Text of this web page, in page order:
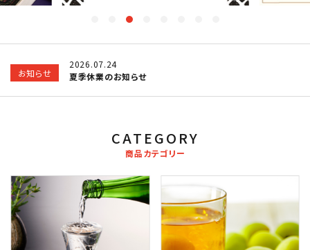
コンテンツ
INFORMATION
お知らせ
2026.07.24
夏季休業のお知らせ
CATEGORY
商品カテゴリー